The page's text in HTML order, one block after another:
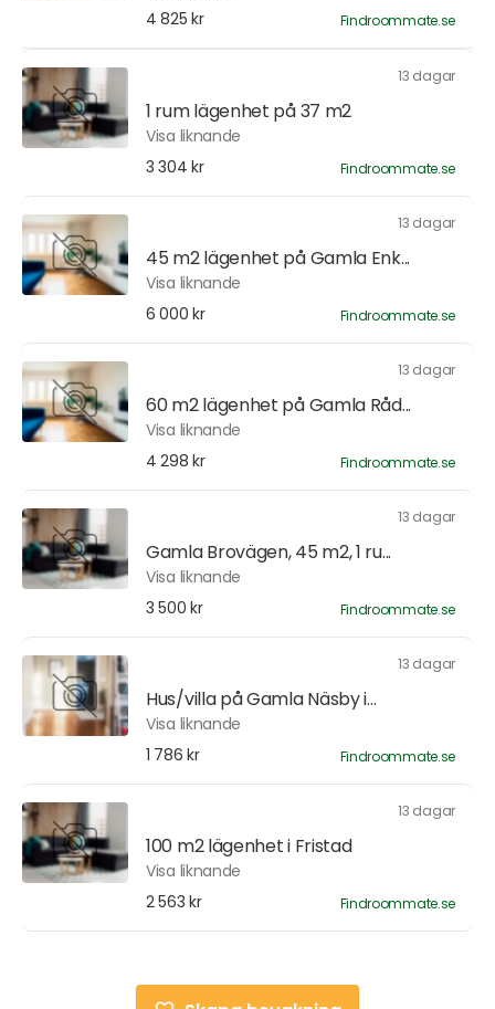
4 825 kr
Findroommate.se
13 dagar
1 rum lägenhet på 37 m2
Visa liknande
3 304 kr
Findroommate.se
13 dagar
45 m2 lägenhet på Gamla Enk...
Visa liknande
6 000 kr
Findroommate.se
13 dagar
60 m2 lägenhet på Gamla Råd...
Visa liknande
4 298 kr
Findroommate.se
13 dagar
Gamla Brovägen, 45 m2, 1 ru...
Visa liknande
3 500 kr
Findroommate.se
13 dagar
Hus/villa på Gamla Näsby i...
Visa liknande
1 786 kr
Findroommate.se
13 dagar
100 m2 lägenhet i Fristad
Visa liknande
2 563 kr
Findroommate.se